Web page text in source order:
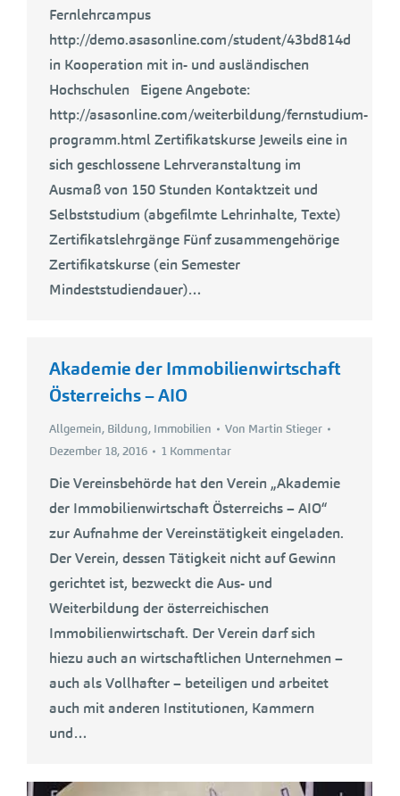
Fernlehrcampus
http://demo.asasonline.com/student/43bd814d
in Kooperation mit in- und ausländischen
Hochschulen Eigene Angebote:
http://asasonline.com/weiterbildung/fernstudium-
programm.html Zertifikatskurse Jeweils eine in
sich geschlossene Lehrveranstaltung im
Ausmaß von 150 Stunden Kontaktzeit und
Selbststudium (abgefilmte Lehrinhalte, Texte)
Zertifikatslehrgänge Fünf zusammengehörige
Zertifikatskurse (ein Semester
Mindeststudiendauer)…
Akademie der Immobilienwirtschaft
Österreichs – AIO
Allgemein, Bildung, Immobilien Von Martin Stieger
Dezember 18, 2016
1 Kommentar
Die Vereinsbehörde hat den Verein „Akademie
der Immobilienwirtschaft Österreichs – AIO“
zur Aufnahme der Vereinstätigkeit eingeladen.
Der Verein, dessen Tätigkeit nicht auf Gewinn
gerichtet ist, bezweckt die Aus- und
Weiterbildung der österreichischen
Immobilienwirtschaft. Der Verein darf sich
hiezu auch an wirtschaftlichen Unternehmen –
auch als Vollhafter – beteiligen und arbeitet
auch mit anderen Institutionen, Kammern
und…